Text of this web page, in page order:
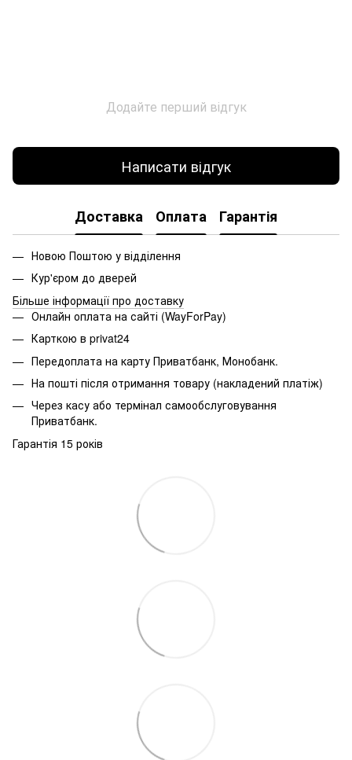
Додайте перший відгук
Написати відгук
Доставка Оплата Гарантія
Новою Поштою у відділення
Кур'єром до дверей
Більше інформації про доставку
Онлайн оплата на сайті (WayForPay)
Карткою в privat24
Передоплата на карту Приватбанк, Монобанк.
На пошті після отримання товару (накладений платіж)
Через касу або термінал самообслуговування
Приватбанк.
Гарантія 15 років